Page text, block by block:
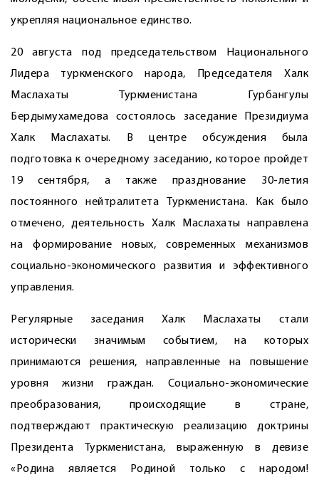
укрепляя национальное единство.
20 августа под председательством Национального
Лидера туркменского народа, Председателя Халк
Маслахаты Туркменистана Гурбангулы
Бердымухамедова состоялось заседание Президиума
Халк Маслахаты. В центре обсуждения была
подготовка к очередному заседанию, которое пройдет
19 сентября, а также празднование 30-летия
постоянного нейтралитета Туркменистана. Как было
отмечено, деятельность Халк Маслахаты направлена
на формирование новых, современных механизмов
социально-экономического развития и эффективного
управления.
Регулярные заседания Халк Маслахаты стали
исторически значимым событием, на которых
принимаются решения, направленные на повышение
уровня жизни граждан. Социально-экономические
преобразования, происходящие в стране,
подтверждают практическую реализацию доктрины
Президента Туркменистана, выраженную в девизе
«Родина является Родиной только с народом!